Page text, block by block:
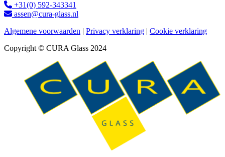
+31(0) 592-343341
assen@cura-glass.nl
Algemene voorwaarden | Privacy verklaring | Cookie verklaring
Copyright © CURA Glass 2024